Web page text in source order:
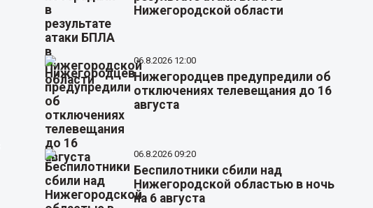
Нижегородской области
06.8.2026 12:00
Нижегородцев предупредили об
отключениях телевещания до 16
августа
06.8.2026 09:20
Беспилотники сбили над
Нижегородской областью в ночь
на 6 августа